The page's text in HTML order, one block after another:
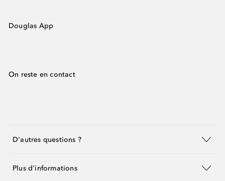
Douglas App
On reste en contact
D'autres questions ?
Plus d'informations